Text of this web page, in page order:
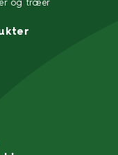
og træer